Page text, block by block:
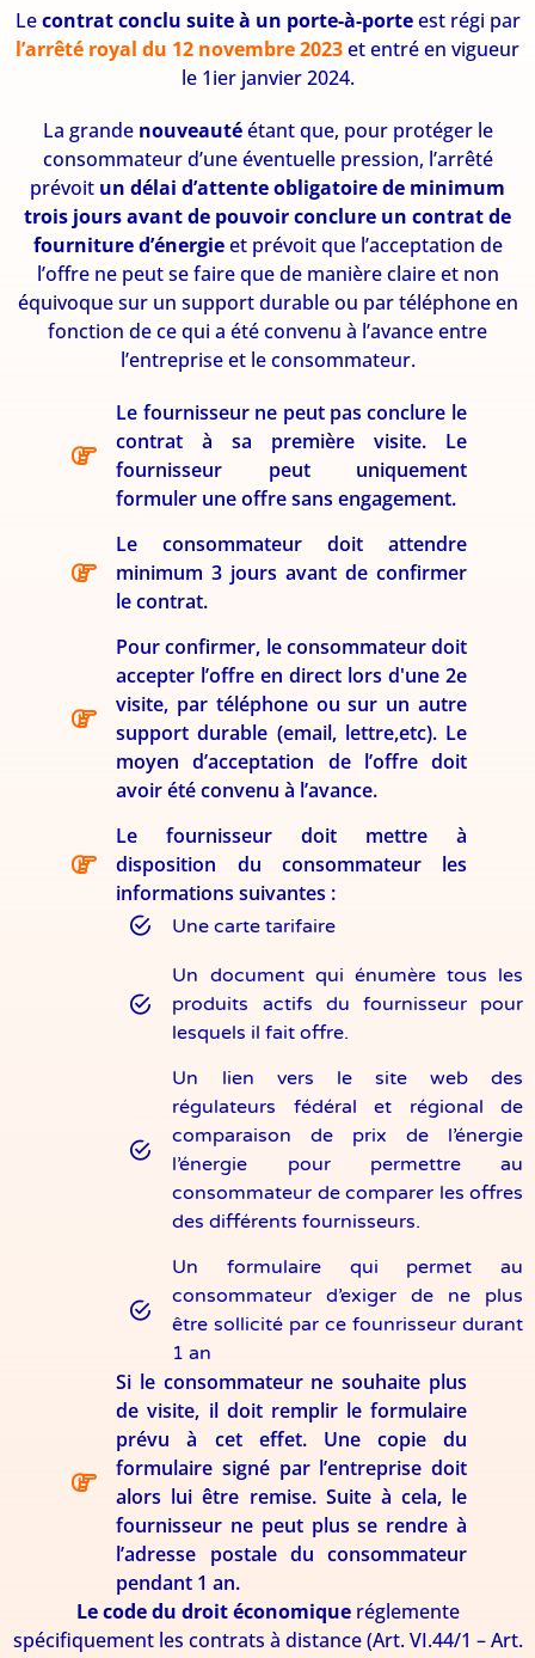
Lecontrat conclu suite à un porte-à-porteest régi par
l’arrêté royal du 12 novembre 2023et entré en vigueur
le 1ier janvier 2024.
La grande nouveautéétant que, pour protéger le
consommateur d’une éventuelle pression, l’arrêté
prévoit un délai d’attente obligatoire de minimum
trois jours avant de pouvoir conclure un contrat de
fourniture d’énergieet prévoit que l’acceptation de
l’offre ne peut se faire que de manière claire et non
équivoque sur un support durable ou par téléphone en
fonction de ce qui a été convenu à l’avance entre
l’entreprise et le consommateur.
Le fournisseur ne peut pas conclure le
contrat à sa première visite. Le
fournisseur peut uniquement
formuler une offre sans engagement.
Le consommateur doit attendre
minimum 3 jours avant de confirmer
le contrat.
Pour confirmer, le consommateur doit
accepter l’offre en direct lors d'une 2e
visite, par téléphone ou sur un autre
support durable (email, lettre,etc). Le
moyen d’acceptation de l’offre doit
avoir été convenu à l’avance.
Le fournisseur doit mettre à
disposition du consommateur les
informations suivantes :
Une carte tarifaire
Un document qui énumère tous les
produits actifs du fournisseur pour
lesquels il fait offre.
Un lien vers le site web des
régulateurs fédéral et régional de
comparaison de prix de l’énergie
l’énergie pour permettre au
consommateur de comparer les offres
des différents fournisseurs.
Un formulaire qui permet au
consommateur d’exiger de ne plus
être sollicité par ce founrisseur durant
1 an
Si le consommateur ne souhaite plus
de visite, il doit remplir le formulaire
prévu à cet effet. Une copie du
formulaire signé par l’entreprise doit
alors lui être remise. Suite à cela, le
fournisseur ne peut plus se rendre à
l’adresse postale du consommateur
pendant 1 an.
Le code du droit économiqueréglemente
spécifiquement les contrats à distance (Art. VI.44/1 – Art.